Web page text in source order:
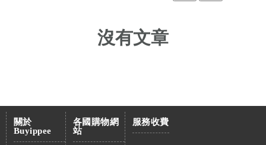
沒有文章
關於
Buyippee
各國購物網
站
服務收費